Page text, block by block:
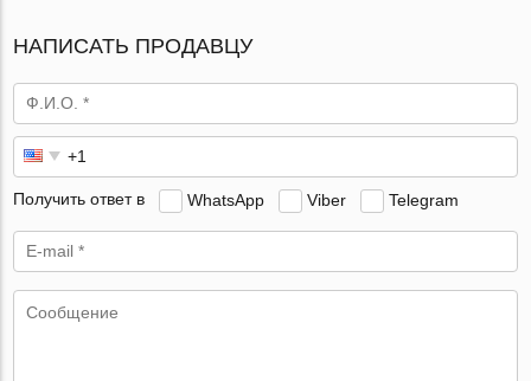
НАПИСАТЬ ПРОДАВЦУ
Получить ответ в WhatsApp Viber Telegram